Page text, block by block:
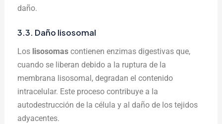
daño.
3.3. Daño lisosomal
Los lisosomas contienen enzimas digestivas que,
cuando se liberan debido a la ruptura de la
membrana lisosomal, degradan el contenido
intracelular. Este proceso contribuye a la
autodestrucción de la célula y al daño de los tejidos
adyacentes.